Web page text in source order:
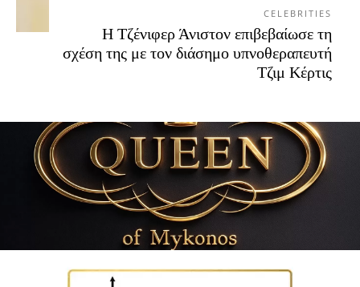
CELEBRITIES
Η Τζένιφερ Άνιστον επιβεβαίωσε τη
σχέση της με τον διάσημο υπνοθεραπευτή
Τζιμ Κέρτις